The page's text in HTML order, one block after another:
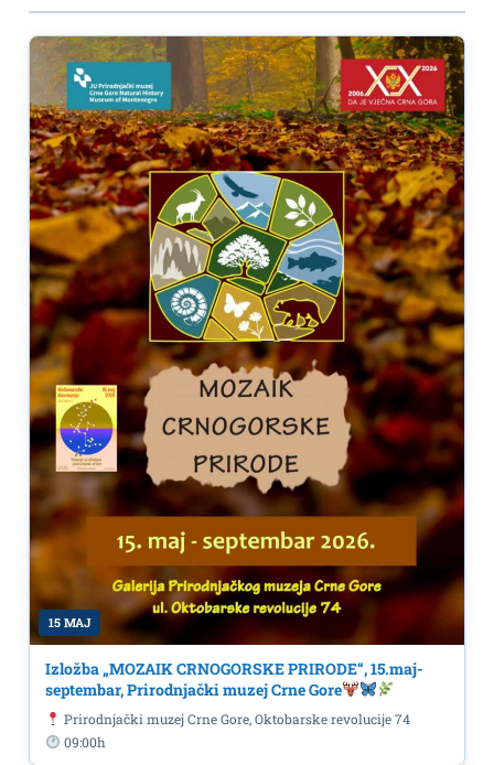
15 MAJ
Izložba „MOZAIK CRNOGORSKE PRIRODE“, 15.maj-
septembar, Prirodnjački muzej Crne Gore
Prirodnjački muzej Crne Gore, Oktobarske revolucije 74
09:00h